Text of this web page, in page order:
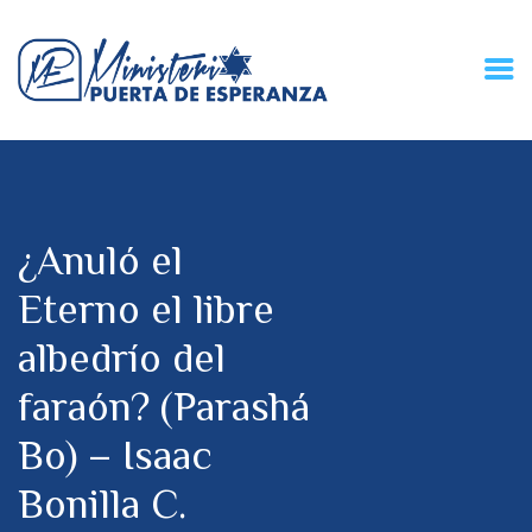
¿Anuló el
Eterno el libre
albedrío del
faraón? (Parashá
Bo) – Isaac
Bonilla C.
MPE TV
DONACIONES
PARTICIPA
REUNIONES &
CONTACTOS